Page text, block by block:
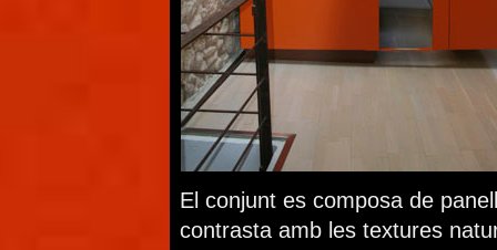
El conjunt es composa de
contrasta amb les textures